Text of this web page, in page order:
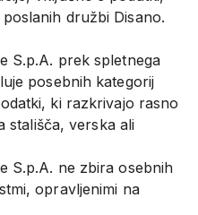
družbi Disano.
S.p.A. prek spletnega
posebnih kategorij
ki razkrivajo rasno
stališča, verska ali
S.p.A. ne zbira osebnih
opravljenimi na